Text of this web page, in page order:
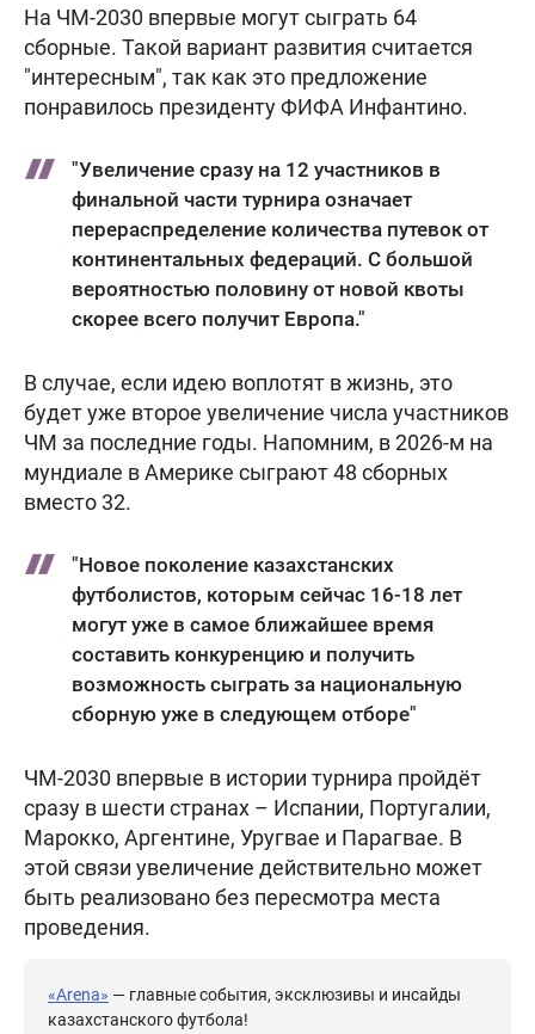
На ЧМ-2030 впервые могут сыграть 64
сборные. Такой вариант развития считается
"интересным", так как это предложение
понравилось президенту ФИФА Инфантино.
"Увеличение сразу на 12 участников в
финальной части турнира означает
перераспределение количества путевок от
континентальных федераций. С большой
вероятностью половину от новой квоты
скорее всего получит Европа."
В случае, если идею воплотят в жизнь, это
будет уже второе увеличение числа участников
ЧМ за последние годы. Напомним, в 2026-м на
мундиале в Америке сыграют 48 сборных
вместо 32.
"Новое поколение казахстанских
футболистов, которым сейчас 16-18 лет
могут уже в самое ближайшее время
составить конкуренцию и получить
возможность сыграть за национальную
сборную уже в следующем отборе"
ЧМ-2030 впервые в истории турнира пройдёт
сразу в шести странах – Испании, Португалии,
Марокко, Аргентине, Уругвае и Парагвае. В
этой связи увеличение действительно может
быть реализовано без пересмотра места
проведения.
«Arena» — главные события, эксклюзивы и инсайды
казахстанского футбола!